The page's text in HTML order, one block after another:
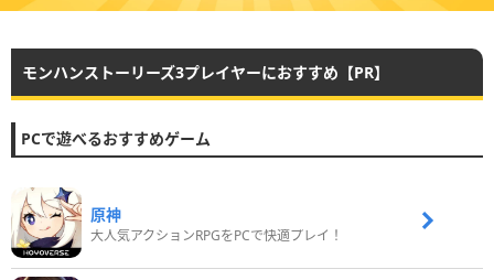
モンハンストーリーズ3プレイヤーにおすすめ【PR】
PCで遊べるおすすめゲーム
原神
大人気アクションRPGをPCで快適プレイ！